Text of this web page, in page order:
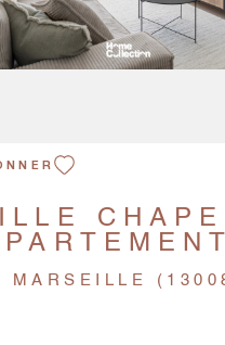
PIECES
MARSEILLE